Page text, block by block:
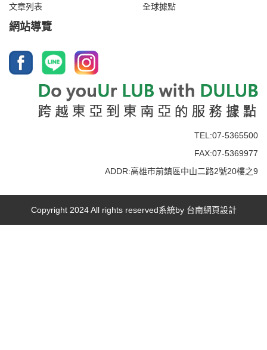
文章列表 全球據點
網站導覽
TEL:07-5365500
FAX:07-5369977
ADDR:高雄市前鎮區中山二路2號20樓之9
Copyright 2024 All rights reserved系統by 台南網頁設計